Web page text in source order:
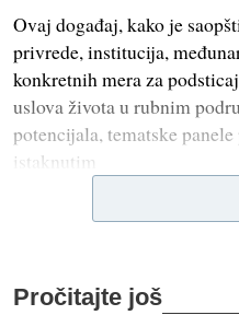
Ovaj događaj, kako je
privrede, institucija,
konkretnih mera za
uslova života u rubnim
potencijala, tematske
istaknutim
Pročitajte još